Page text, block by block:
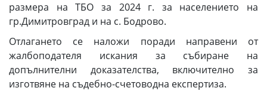
размера на ТБО за 2024 г. за населението на
гр.Димитровград и на с. Бодрово.
Отлагането се наложи поради направени от
жалбоподателя искания за събиране на
допълнителни доказателства, включително за
изготвяне на съдебно-счетоводна експертиза.